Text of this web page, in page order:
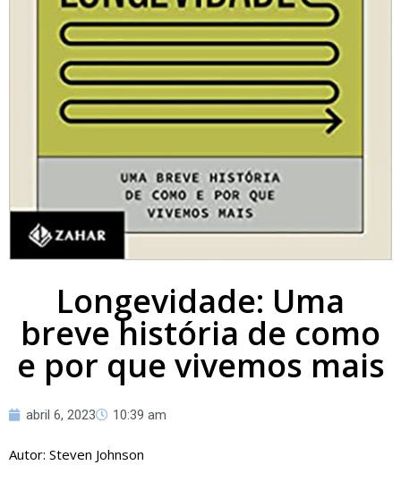
Longevidade: Uma
breve história de como
e por que vivemos mais
abril 6, 2023 10:39 am
Autor: Steven Johnson